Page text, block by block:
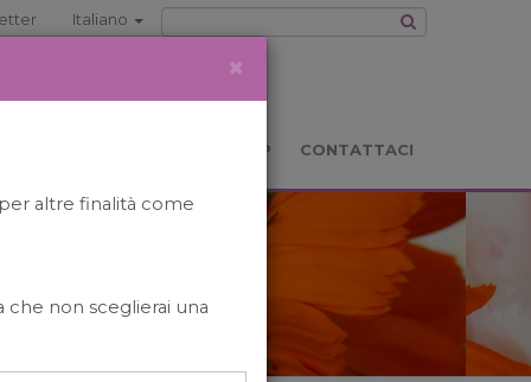
Italiano
BOOKSHOP CONTATTACI
×
altre finalità come
che non sceglierai una